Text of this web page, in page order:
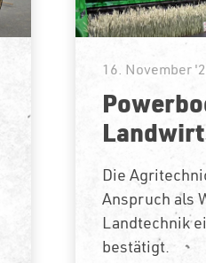
16. November
Die
Anspruch als
Landtechnik
bestätigt.